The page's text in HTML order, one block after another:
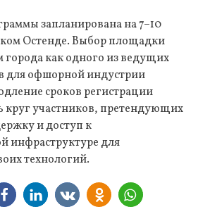
запланирована на 7–10
Остенде. Выбор площадки
города как одного из ведущих
для офшорной индустрии
сроков регистрации
круг участников, претендующих
и доступ к
инфраструктуре для
технологий.